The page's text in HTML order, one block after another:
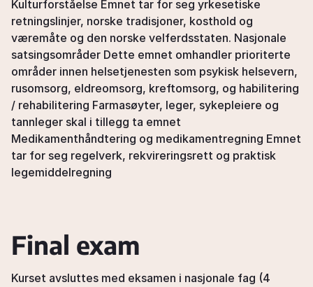
Kulturforståelse Emnet tar for seg yrkesetiske
retningslinjer, norske tradisjoner, kosthold og
væremåte og den norske velferdsstaten. Nasjonale
satsingsområder Dette emnet omhandler prioriterte
områder innen helsetjenesten som psykisk helsevern,
rusomsorg, eldreomsorg, kreftomsorg, og habilitering
/ rehabilitering Farmasøyter, leger, sykepleiere og
tannleger skal i tillegg ta emnet
Medikamenthåndtering og medikamentregning Emnet
tar for seg regelverk, rekvireringsrett og praktisk
legemiddelregning
Final exam
Kurset avsluttes med eksamen i nasjonale fag (4